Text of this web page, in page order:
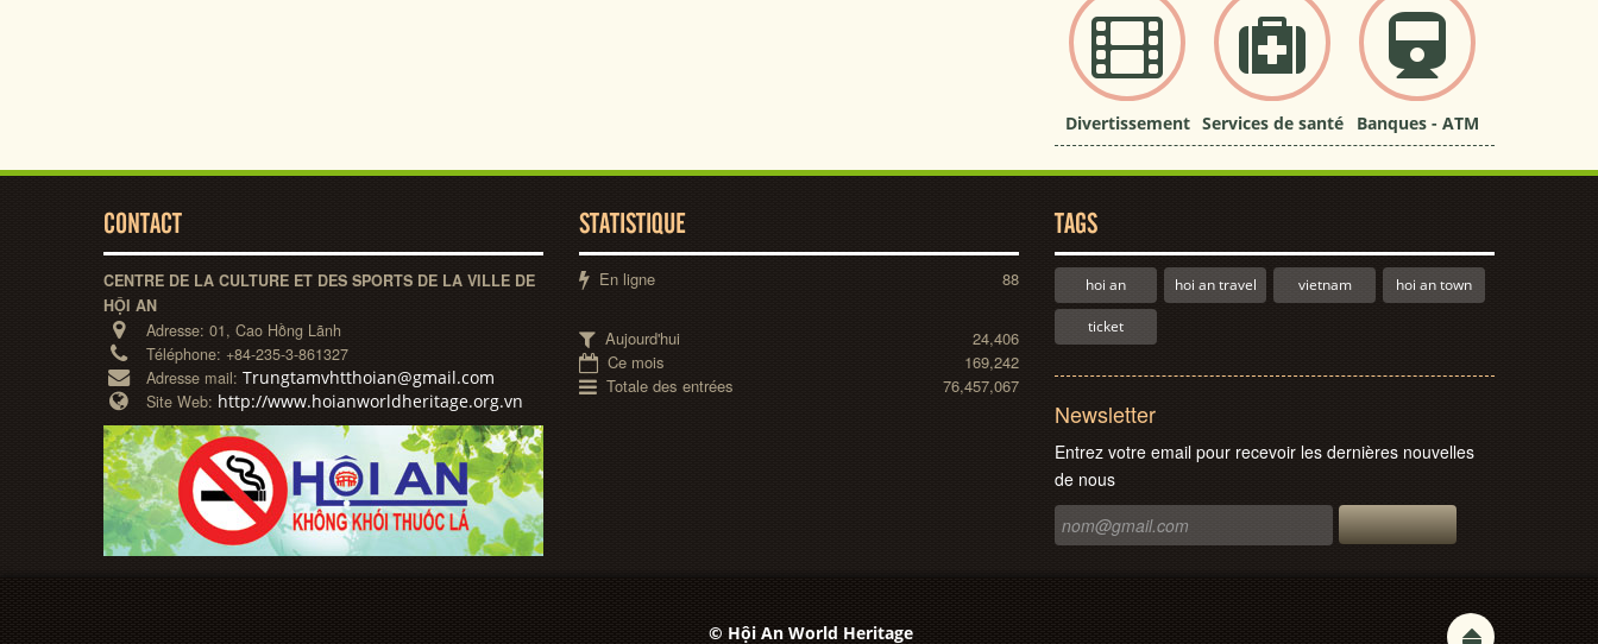
Divertissement Services de santé Banques - ATM
CONTACT
CENTRE DE LA CULTURE ET DES SPORTS DE LA VILLE DE
HỘI AN
Adresse: 01, Cao Hồng Lãnh
Téléphone: +84-235-3-861327
Adresse mail: Trungtamvhtthoian@gmail.com
Site Web: http://www.hoianworldheritage.org.vn
STATISTIQUE
En ligne 88
Aujourd'hui
24,406
Ce mois
169,242
Totale des entrées
76,457,067
TAGS
hoi an hoi an travel vietnam hoi an town
ticket
Newsletter
Entrez votre email pour recevoir les dernières nouvelles
de nous
© Hội An World Heritage